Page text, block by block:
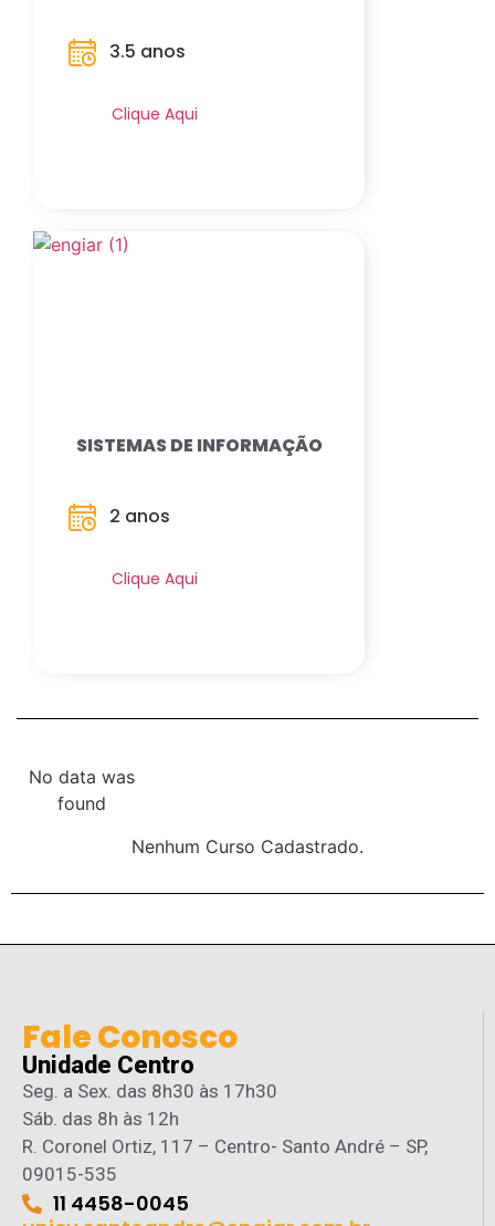
3.5 anos
Clique Aqui
SISTEMAS DE INFORMAÇÃO
2 anos
Clique Aqui
No data was
found
Nenhum Curso Cadastrado.
Fale Conosco
Unidade Centro
Seg. a Sex. das 8h30 às 17h30
Sáb. das 8h às 12h
R. Coronel Ortiz, 117 – Centro- Santo André – SP,
09015-535
11 4458-0045